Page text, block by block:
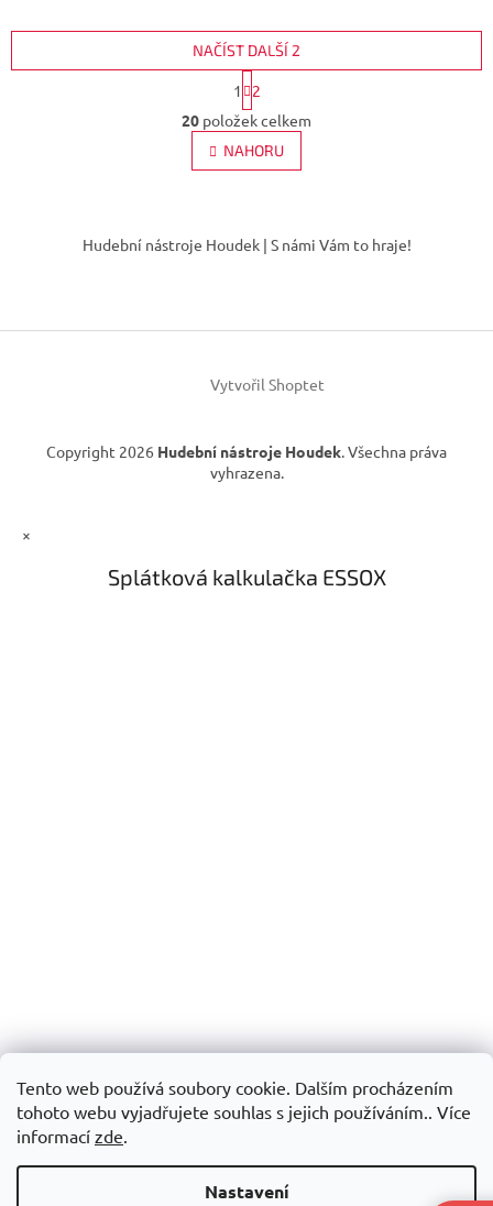
Tento web používá soubory cookie. Dalším procházením
tohoto webu vyjadřujete souhlas s jejich používáním.. Více
informací zde.
Nastavení
O
v
l
á
c
í
k
v
i
s
u
NAČÍST DALŠÍ 2
t
r
á
n
k
n
1
2
20 položek celkem
NAHORU
í
Hudební nástroje Houdek | S námi Vám to hraje!
Vytvořil Shoptet
Copyright 2026 Hudební nástroje Houdek. Všechna práva
vyhrazena.
×
Splátková kalkulačka ESSOX